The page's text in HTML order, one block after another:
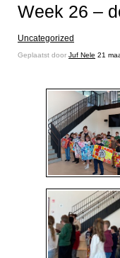
Week 26 –
Uncategorized
Geplaatst door Juf Nele 21